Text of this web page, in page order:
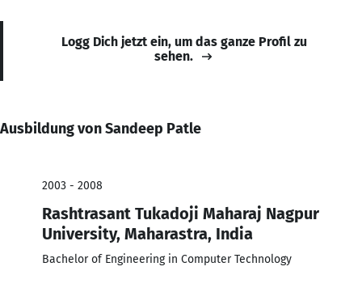
Logg Dich jetzt ein, um das ganze Profil zu
sehen.
Ausbildung von Sandeep Patle
2003 - 2008
Rashtrasant Tukadoji Maharaj Nagpur
University, Maharastra, India
Bachelor of Engineering in Computer Technology